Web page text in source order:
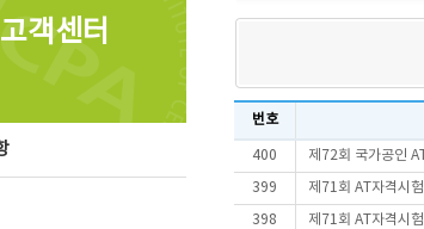
고객센터
번호
400 제72회 국가공인
399 제71회 AT자격시
398 제71회 AT자격시